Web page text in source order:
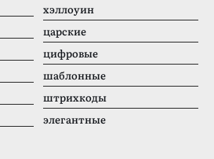
хэллоуин
царские
цифровые
шаблонные
штрихкоды
элегантные